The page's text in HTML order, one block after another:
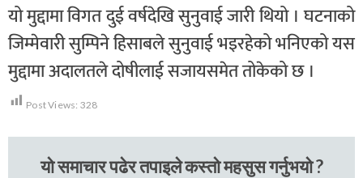
यो मुद्दामा विगत दुई वर्षदेखि सुनुवाई जारी थियो । घटनाको
जिम्मेवारी सुम्पिने हिसाबले सुनुवाई भइरहेको भनिएको यस
मुद्दामा अदालतले दोषीलाई सजायसमेत तोकेको छ ।
Post Views: 328
यो समाचार पढेर तपाइले कस्तो महसुस गर्नुभयो ?